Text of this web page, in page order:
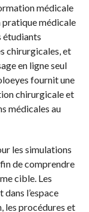
médicale
pratique médicale
étudiants
chirurgicales, et
en ligne seul
fournit une
chirurgicale et
médicales au
les simulations
de comprendre
cible. Les
l’espace
les procédures et